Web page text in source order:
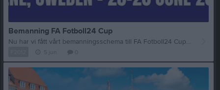
Bemanning FA Fotboll24 Cup
Nu har vi fått vårt bemanningsschema till FA Fotboll24 Cup. Som många vet är detta föreningens absolut största arrangemang och en väldigt viktig inkomstkälla för att vi ska kunna fortsätta utveckla vår ungdomsverksamhet och ge våra tjejer bra förutsättningar framåt. Det är också en riktigt rolig helg för hela Skene när lag från hela landet kommer hit och hela bygden fylls av fotboll. Vi har fått i uppgift att bemanna hamburgarkiosken på söndagen under följande tider: Söndag – Hamburgare 08:00 –11:00 Tyra O, Tyra H, Thea, Maja, Aziza, Lea Söndag – Hamburgare 11:00 –13:30 Othilia, Linnea, Jalyn, Julie, Hazira Söndag – Hamburgare 13:00 –15:30 Melanie, Felicia, Nicole, Livia, Hafsa, Alma Totalt är det 17 platser som ska fyllas och eftersom vi är exakt 17 spelare i laget kommer alla familjer att få ett pass, inklusive oss ledare som också är med och hjälper till. Vi vet att det alltid är mycket som händer för alla familjer, men sådana här arrangemang bygger mycket av det som gör att föreningen fungerar och utvecklas. Samtidigt brukar det faktiskt vara ganska trevligt. Man träffar andra föräldrar, ser matcher och får vara mitt i allt som händer under cuphelgen. Tack på förhand för att ni ställer upp och hjälper till. Det uppskattas verkligen.